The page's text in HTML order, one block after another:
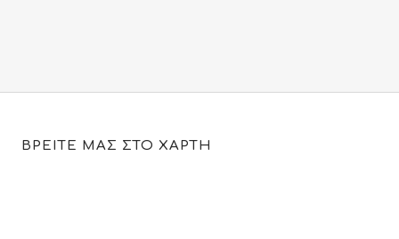
ΒΡΕΙΤΕ ΜΑΣ ΣΤΟ ΧΑΡΤΗ